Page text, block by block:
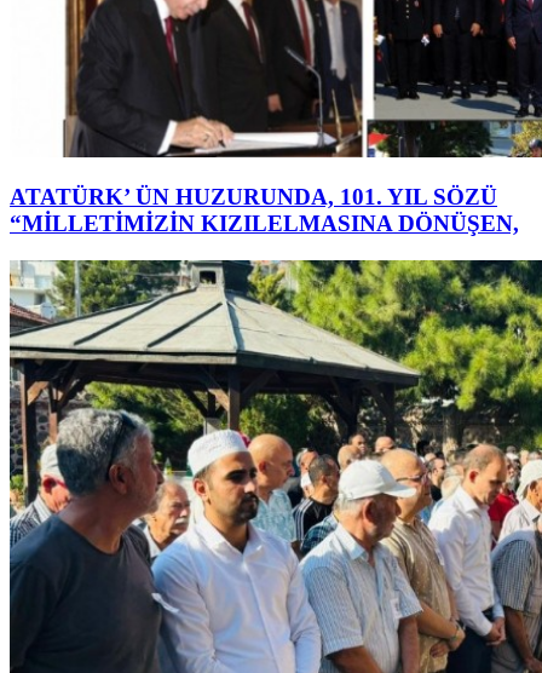
ATATÜRK’ ÜN HUZURUNDA, 101. YIL SÖZÜ
“MİLLETİMİZİN KIZILELMASINA DÖNÜŞEN,